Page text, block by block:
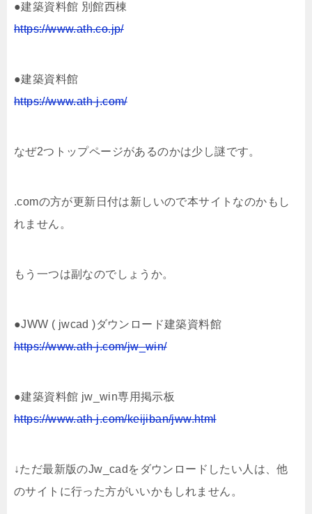
●建築資料館 別館西棟
https://www.ath.co.jp/
●建築資料館
https://www.ath-j.com/
なぜ2つトップページがあるのかは少し謎です。
.comの方が更新日付は新しいので本サイトなのかもし
れません。
もう一つは副なのでしょうか。
●JWW ( jwcad )ダウンロード建築資料館
https://www.ath-j.com/jw_win/
●建築資料館 jw_win専用掲示板
https://www.ath-j.com/keijiban/jww.html
↓ただ最新版のJw_cadをダウンロードしたい人は、他
のサイトに行った方がいいかもしれません。